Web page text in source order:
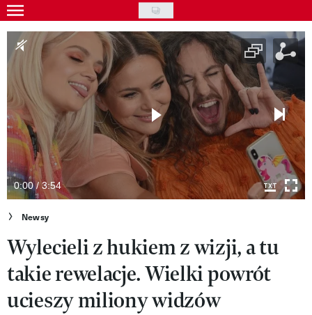
Skip
to
main
content
Gwiazdy
Moda
Uroda
Styl życia
Kultura
Wideo
Nasze akcje
VIVA!ART
VIVA!MODA
0:00 / 3:54
Newsy
Wylecieli z hukiem z wizji, a tu
takie rewelacje. Wielki powrót
ucieszy miliony widzów